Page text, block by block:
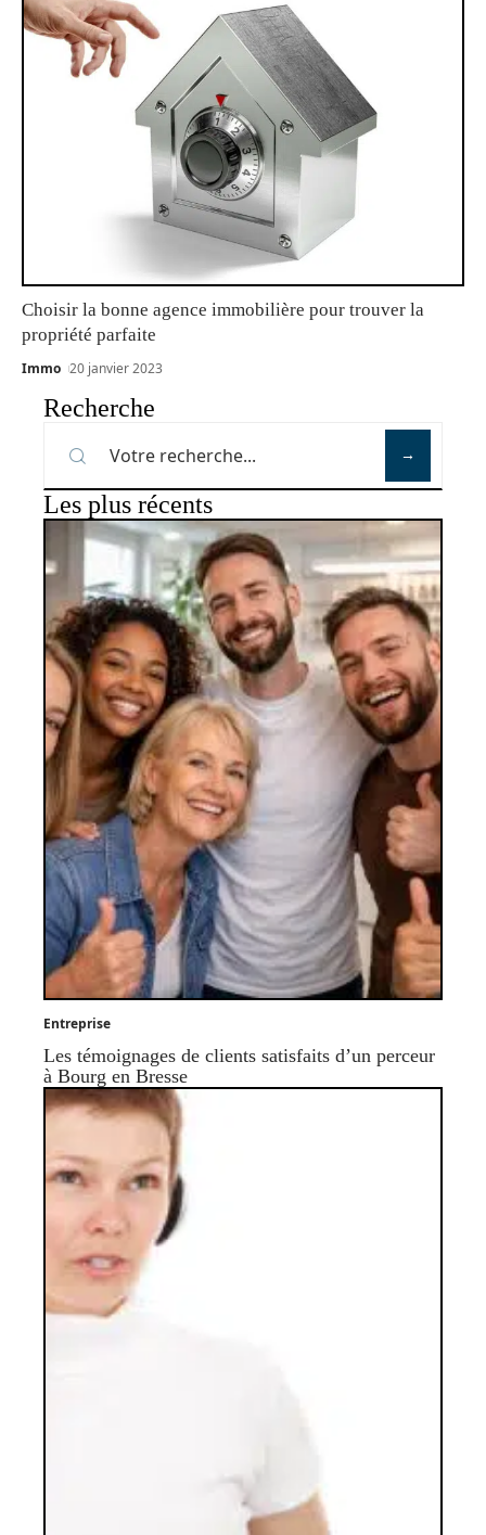
Choisir la bonne agence immobilière pour trouver la
propriété parfaite
Immo 20 janvier 2023
Recherche
Les plus récents
Entreprise
Les témoignages de clients satisfaits d’un perceur
à Bourg en Bresse